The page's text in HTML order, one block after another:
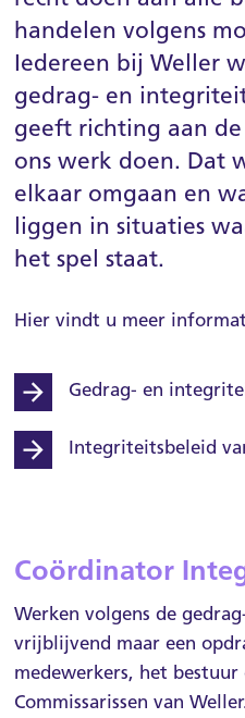
Projecten
Over Weller
MijnWeller
Contact
handelen volgens
Iedereen bij Weller
gedrag- en
geeft richting aan
ons werk doen. Dat
elkaar omgaan en
liggen in situaties
het spel staat.
Hier vindt u meer
Gedrag- en
Integriteitsbeleid
Coördinator
Werken volgens de
vrijblijvend maar een
medewerkers, het bestuur
Commissarissen van